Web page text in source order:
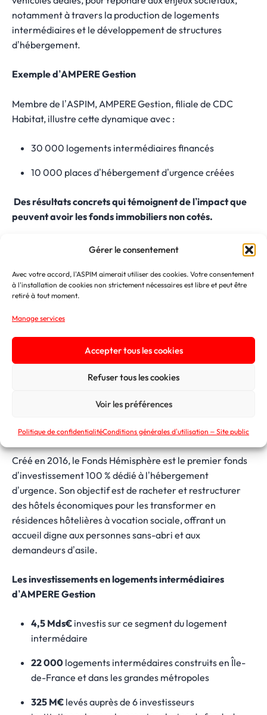
Gérer le consentement
Avec votre accord, l'ASPIM aimerait utiliser des cookies. Votre consentement
à l'installation de cookies non strictement nécessaires est libre et peut être
retiré à tout moment.
Manage services
Accepter tous les cookies
Refuser tous les cookies
Voir les préférences
Politique de confidentialitéConditions générales d’utilisation – Site public
notamment à travers la production de logements
intermédiaires et le développement de structures
d’hébergement.
Exemple d’AMPERE Gestion
Membre de l’ASPIM, AMPERE Gestion, filiale de CDC
Habitat, illustre cette dynamique avec :
30 000 logements intermédiaires financés
10 000 places d’hébergement d’urgence créées
Des résultats concrets qui témoignent de l’impact que
peuvent avoir les fonds immobiliers non cotés.
LES FONDS DE LOGEMENT
INTERMEDIAIRE (FLI)
était le premier fonds d’investissement d’AMPERE
le lancement de deux fonds successeurs et le
développement d’investissements dans cette nouvelle
classe d’actifs, visant à faciliter l’accès au logement pour
LE FONDS HEMISPHERE
Créé en 2016, le Fonds Hémisphère est le premier fonds
d’investissement 100 % dédié à l’hébergement
d’urgence. Son objectif est de racheter et restructurer
des hôtels économiques pour les transformer en
résidences hôtelières à vocation sociale, offrant un
accueil digne aux personnes sans-abri et aux
demandeurs d’asile.
Les investissements en logements intermédiaires
d’AMPERE Gestion
4,5 Mds€ investis sur ce segment du logement
intermédaire
22 000 logements intermédaires construits en Île-
de-France et dans les grandes métropoles
325 M€ levés auprès de 6 investisseurs